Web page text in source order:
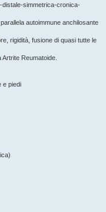
distale-simmetrica-cronica-
autoimmune anchilosante
rigidità, fusione di quasi tutte le
Reumatoide.
e piedi